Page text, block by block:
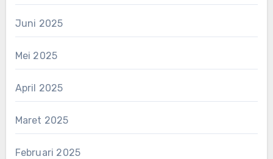
Juni 2025
Mei 2025
April 2025
Maret 2025
Februari 2025